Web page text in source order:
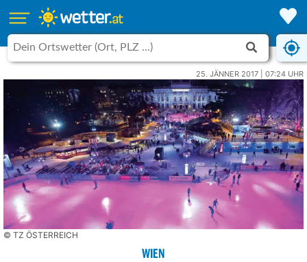
25. JÄNNER 2017 | 07:24 UHR
© TZ ÖSTERREICH
WIEN